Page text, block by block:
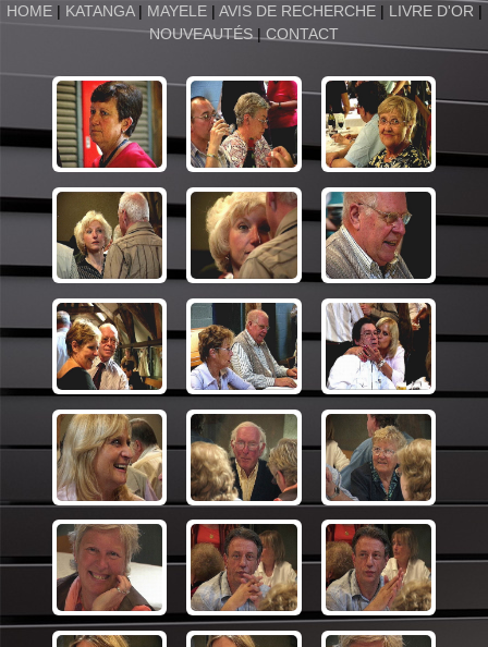
HOME | KATANGA| MAYELE| AVIS DE RECHERCHE| LIVRE D'OR |
NOUVEAUTÉS| CONTACT